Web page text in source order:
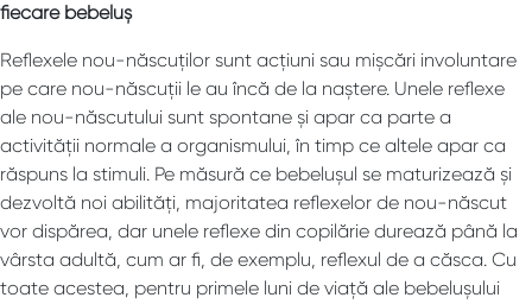
fiecare bebeluș
Reflexele nou-născuților sunt acțiuni sau mișcări involuntare
pe care nou-născuții le au încă de la naștere. Unele reflexe
ale nou-născutului sunt spontane și apar ca parte a
activității normale a organismului, în timp ce altele apar ca
răspuns la stimuli. Pe măsură ce bebelușul se maturizează și
dezvoltă noi abilități, majoritatea reflexelor de nou-născut
vor dispărea, dar unele reflexe din copilărie durează până la
vârsta adultă, cum ar fi, de exemplu, reflexul de a căsca. Cu
toate acestea, pentru primele luni de viață ale bebelușului